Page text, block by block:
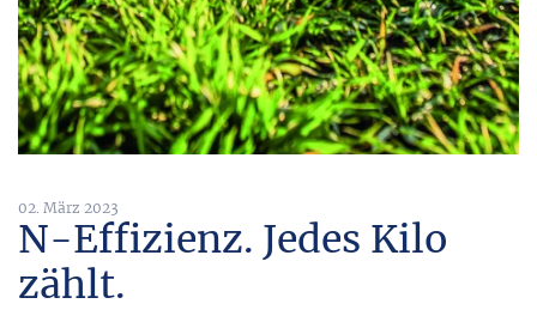
02. März 2023
N-Effizienz. Jedes Kilo
zählt.